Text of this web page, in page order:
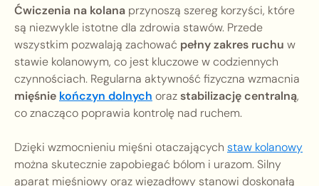
Ćwiczenia na kolana przynoszą szereg korzyści, które
są niezwykle istotne dla zdrowia stawów. Przede
wszystkim pozwalają zachować pełny zakres ruchu w
stawie kolanowym, co jest kluczowe w codziennych
czynnościach. Regularna aktywność fizyczna wzmacnia
mięśnie kończyn dolnych orazstabilizację centralną,
co znacząco poprawia kontrolę nad ruchem.
Dzięki wzmocnieniu mięśni otaczających staw kolanowy
można skutecznie zapobiegać bólom i urazom. Silny
aparat mięśniowy oraz więzadłowy stanowi doskonałą